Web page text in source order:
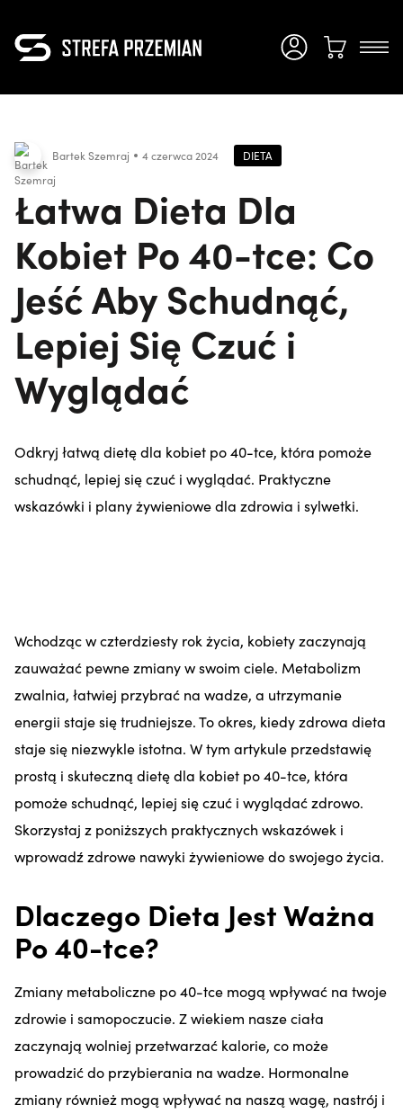
Bartek Szemraj 4 czerwca 2024 DIETA
Łatwa Dieta Dla
Kobiet Po 40-tce: Co
Jeść Aby Schudnąć,
Lepiej Się Czuć i
Wyglądać
Odkryj łatwą dietę dla kobiet po 40-tce, która pomoże
schudnąć, lepiej się czuć i wyglądać. Praktyczne
wskazówki i plany żywieniowe dla zdrowia i sylwetki.
Wchodząc w czterdziesty rok życia, kobiety zaczynają
zauważać pewne zmiany w swoim ciele. Metabolizm
zwalnia, łatwiej przybrać na wadze, a utrzymanie
energii staje się trudniejsze. To okres, kiedy zdrowa dieta
staje się niezwykle istotna. W tym artykule przedstawię
prostą i skuteczną dietę dla kobiet po 40-tce, która
pomoże schudnąć, lepiej się czuć i wyglądać zdrowo.
Skorzystaj z poniższych praktycznych wskazówek i
wprowadź zdrowe nawyki żywieniowe do swojego życia.
Dlaczego Dieta Jest Ważna
Po 40-tce?
Zmiany metaboliczne po 40-tce mogą wpływać na twoje
zdrowie i samopoczucie. Z wiekiem nasze ciała
zaczynają wolniej przetwarzać kalorie, co może
prowadzić do przybierania na wadze. Hormonalne
zmiany również mogą wpływać na naszą wagę, nastrój i